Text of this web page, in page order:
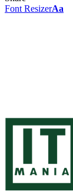
Font ResizerAa